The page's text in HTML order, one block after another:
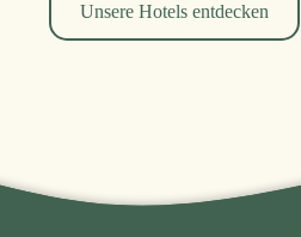
Unsere Hotels entdecken